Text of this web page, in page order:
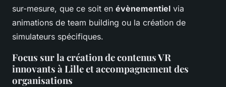
sur-mesure, que ce soit en évènementiel via
animations de team building ou la création de
simulateurs spécifiques.
Focus sur la création de contenus VR
innovants à Lille et accompagnement des
organisations